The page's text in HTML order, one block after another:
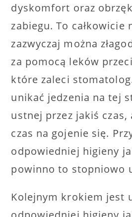
dyskomfort oraz
zabiegu. To całkowicie
zazwyczaj można
za pomocą leków
które zaleci
unikać jedzenia na tej
ustnej przez jakiś czas,
czas na gojenie się.
odpowiedniej higieny
powinno to stopniowo
Kolejnym krokiem jest